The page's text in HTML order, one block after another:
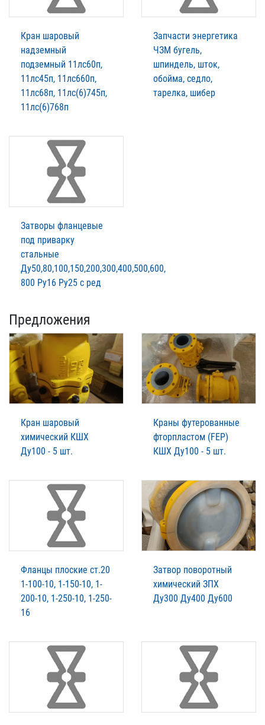
Кран шаровый
надземный
подземный 11лс60п,
11лс45п, 11лс660п,
11лс68п, 11лс(6)745п,
11лс(6)768п
Запчасти энергетика
ЧЗМ бугель,
шпиндель, шток,
обойма, седло,
тарелка, шибер
Затворы фланцевые
под приварку
стальные
Ду50,80,100,150,200,300,400,500,600,
800 Ру16 Ру25 с ред
Предложения
Кран шаровый
химический КШХ
Ду100 - 5 шт.
Краны футерованные
фторпластом (FEP)
КШХ Ду100 - 5 шт.
Фланцы плоские ст.20
1-100-10, 1-150-10, 1-
200-10, 1-250-10, 1-250-
16
Затвор поворотный
химический ЗПХ
Ду300 Ду400 Ду600